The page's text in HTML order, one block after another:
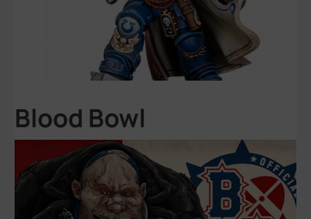
Blood Bowl